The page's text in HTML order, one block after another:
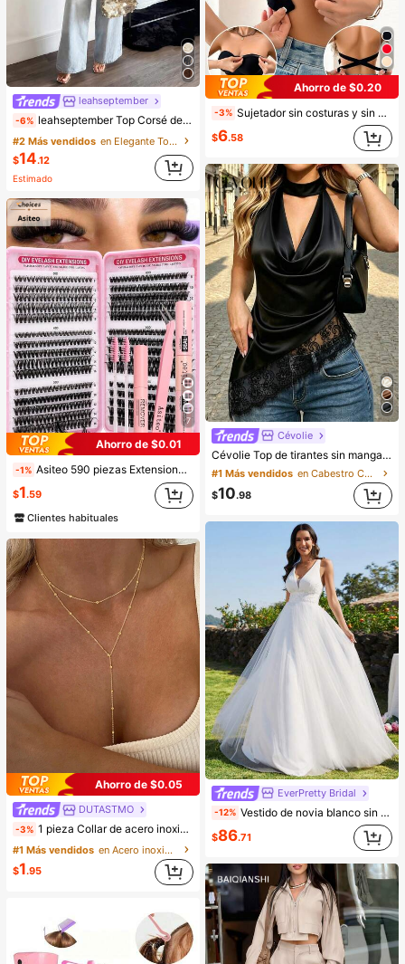
leahseptember
-6% leahseptember Top Corsé de Encaje Marrón de unicolor para Playa de Verano, Fiestas y Uso Diario
#2 Más vendidos
en Elegante Tops de mujer
$14.12
Estimado
7
Ahorro de $0.01
-1% Asiteo 590 piezas Extensiones de pestañas de mink falso estilo D-Curl, Set de pestañas individuales DIY de alta capacidad 30D+40D+50D+60D+80D+100D, incluye herramientas de maquillaje, pegamento, removedor, rizador de pestañas y cepillo, apto para uso doméstico
$1.59
Clientes habituales
Ahorro de $0.05
DUTASTMO
-3% 1 pieza Collar de acero inoxidable de doble capa, collar largo con colgante, cadena en forma de Y con colgante de cuenta redonda, uso diario para mujeres, minimalista
#1 Más vendidos
en Acero inoxidable Collares De Mujer
$1.95
Ahorro de $0.20
-3% Sujetador sin costuras y sin aros para mujer, sexy con laterales antideslizantes, almohadillas extraíbles y espalda cruzada, sin tirantes, comodidad todo el día
$6.58
Cévolie
Cévolie Top de tirantes sin mangas con cuello drapeado tipo cowl, ajuste ceñido, sexy, con fruncidos, ribete de encaje, patchwork y espalda descubierta para fiesta
#1 Más vendidos
en Cabestro Camisetas sin mangas y camisetas sin m
$10.98
EverPretty Bridal
-12% Vestido de novia blanco sin mangas con aplicación en la cintura, espalda cruzada y tul
$86.71